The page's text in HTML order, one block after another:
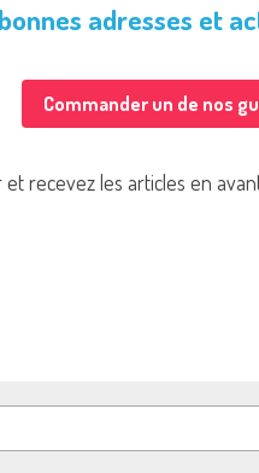
adresses et
Commander un de nos
recevez les articles en